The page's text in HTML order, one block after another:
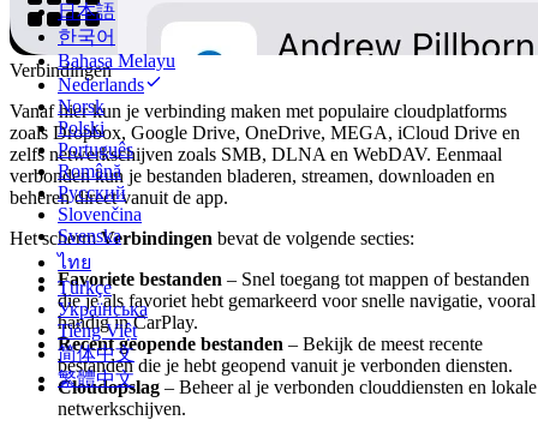
日本語
한국어
Bahasa Melayu
Nederlands
Norsk
Polski
Português
Română
Русский
Slovenčina
Svenska
ไทย
Türkçe
Українська
Tiếng Việt
简体中文
繁體中文
Verbindingen
Vanaf hier kun je verbinding maken met populaire cloudplatforms
zoals Dropbox, Google Drive, OneDrive, MEGA, iCloud Drive en
zelfs netwerkschijven zoals SMB, DLNA en WebDAV. Eenmaal
verbonden kun je bestanden bladeren, streamen, downloaden en
beheren direct vanuit de app.
Het schermVerbindingen bevat de volgende secties:
Favoriete bestanden – Snel toegang tot mappen of bestanden
die je als favoriet hebt gemarkeerd voor snelle navigatie, vooral
handig in CarPlay.
Recent geopende bestanden – Bekijk de meest recente
bestanden die je hebt geopend vanuit je verbonden diensten.
Cloudopslag – Beheer al je verbonden clouddiensten en lokale
netwerkschijven.